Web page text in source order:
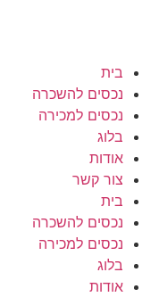
בית
נכסים להשכרה
נכסים למכירה
בלוג
אודות
צור קשר
בית
נכסים להשכרה
נכסים למכירה
בלוג
אודות